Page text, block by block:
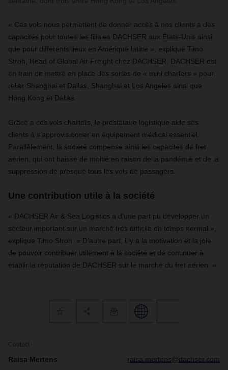
« Ces vols nous permettent de donner accès à nos clients à des
capacités pour toutes les filiales DACHSER aux États-Unis ainsi
que pour différents lieux en Amérique latine », explique Timo
Stroh, Head of Global Air Freight chez DACHSER. DACHSER est
en train de mettre en place des sortes de « mini charters » pour
relier Shanghai et Dallas, Shanghai et Los Angeles ainsi que
Hong Kong et Dallas.
Grâce à ces vols charters, le prestataire logistique aide ses
clients à s’approvisionner en équipement médical essentiel.
Parallèlement, la société compense ainsi les capacités de fret
aérien, qui ont baissé de moitié en raison de la pandémie et de la
suppression de presque tous les vols de passagers.
Une contribution utile à la société
« DACHSER Air & Sea Logistics a d’une part pu développer un
secteur important sur un marché très difficile en temps normal »,
explique Timo Stroh. « D’autre part, il y a la motivation et la joie
de pouvoir contribuer utilement à la société et de continuer à
établir la réputation de DACHSER sur le marché du fret aérien. »
Contact
Raisa Mertens raisa.mertens@dachser.com